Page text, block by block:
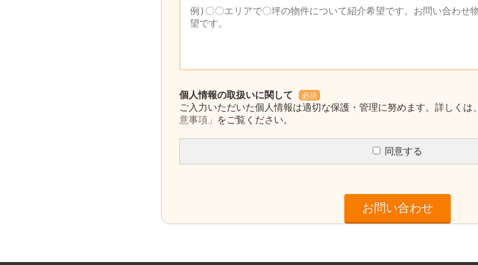
個人情報の取扱いに関して 必須
ご入力いただいた個人情報は適切な保護・管理に努めます。詳しくは、
意事項」
をご覧ください。
同意する